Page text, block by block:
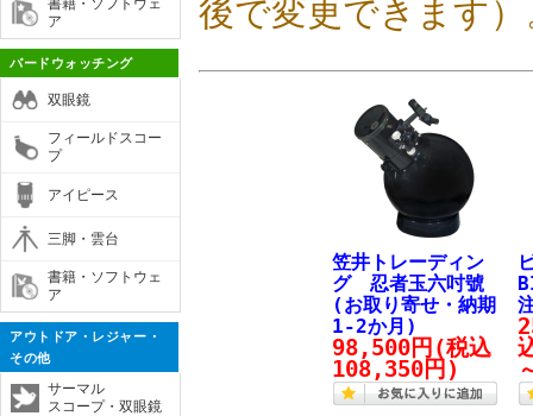
書籍・ソフトウェ
ア
バードウォッチング
双眼鏡
フィールドスコー
プ
アイピース
三脚・雲台
書籍・ソフトウェ
ア
アウトドア・レジャー・
その他
サーマル
スコープ・双眼鏡
後で変更できます
笠井トレーディン
グ 忍者玉六吋號
(お取り寄せ・納期
1-2か月)
98,500円 (税込
108,350円)